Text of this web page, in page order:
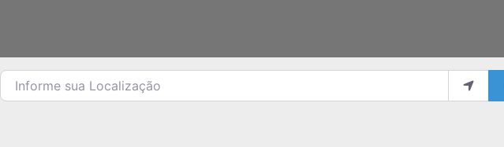
Informe sua Localização